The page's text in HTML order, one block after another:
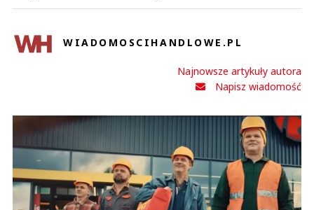
WIADOMOSCIHANDLOWE.PL
Najnowsze artykuły autora
Napisz wiadomość